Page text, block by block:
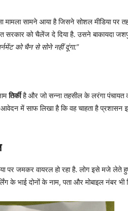
सामने आया है जिसने सोशल मीडिया पर
सरकार को चैलेंज दे दिया है. उसने बाकायदा
को चैन से सोने नहीं दूंगा.”
तिर्कीहै और जो सन्ना तहसील के लरंगा पंचायत
में साफ लिखा है कि वह चाहता है प्रशासन
पर जमकर वायरल हो रहा है. लोग इसे मजे
के भाई दोनों के नाम, पता और मोबाइल नंबर भी